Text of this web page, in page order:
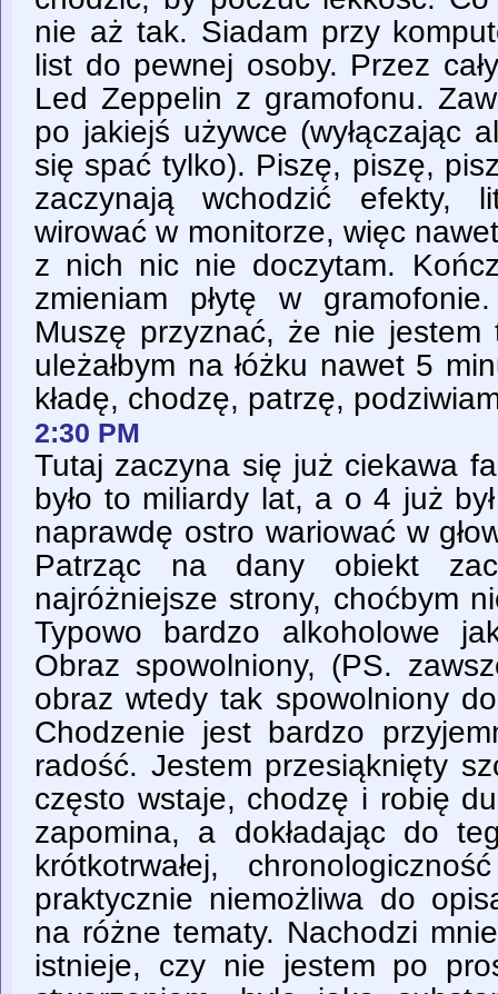
nie aż tak. Siadam przy
list do pewnej osoby. Przez
Led Zeppelin z gramofonu.
po jakiejś używce (wyłączając
się spać tylko). Piszę, piszę,
zaczynają wchodzić efekty,
wirować w monitorze, więc
z nich nic nie doczytam.
zmieniam płytę w
Muszę przyznać, że nie
uleżałbym na łóżku nawet 5
kładę, chodzę, patrzę,
2:30 PM
Tutaj zaczyna się już ciekawa
było to miliardy lat, a o 4 już
naprawdę ostro wariować w
Patrząc na dany obiekt
najróżniejsze strony, choćbym
Typowo bardzo alkoholowe
Obraz spowolniony, (PS.
obraz wtedy tak spowolniony
Chodzenie jest bardzo
radość. Jestem przesiąknięty
często wstaje, chodzę i robię
zapomina, a dokładając do
krótkotrwałej,
praktycznie niemożliwa do
na różne tematy. Nachodzi
istnieje, czy nie jestem po